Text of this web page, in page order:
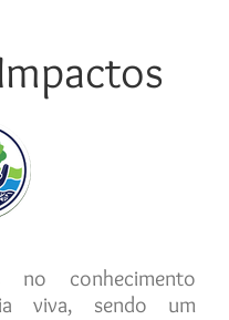
conhecimento
viva, sendo um